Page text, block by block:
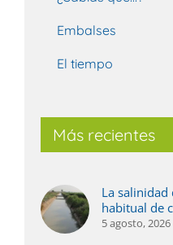
Embalses
El tiempo
Más recientes
La salinidad
habitual de
5 agosto, 2026